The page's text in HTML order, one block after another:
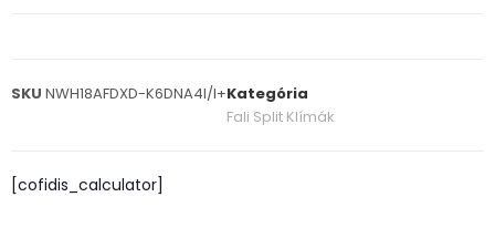
SKU NWH18AFDXD-K6DNA4I/I+Kategória
Fali Split Klímák
[cofidis_calculator]